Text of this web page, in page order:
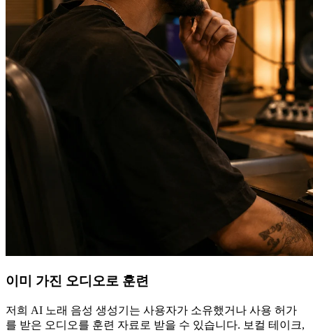
이미 가진 오디오로 훈련
저희 AI 노래 음성 생성기는 사용자가 소유했거나 사용 허가
를 받은 오디오를 훈련 자료로 받을 수 있습니다. 보컬 테이크,